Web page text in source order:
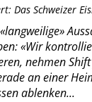
Das Schweizer
«Wir
nehmen
an einer
ablenken...